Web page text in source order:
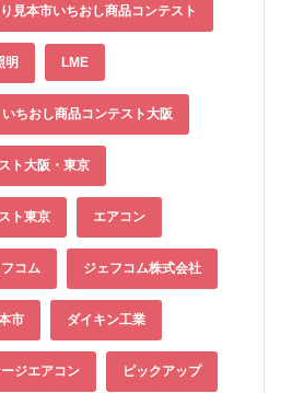
見本市いちおし商品コンテスト
明 LME
いちおし商品コンテスト大阪
ト大阪・東京
ト東京 エアコン
コム ジェフコム株式会社
市 ダイキン工業
ジエアコン ピックアップ